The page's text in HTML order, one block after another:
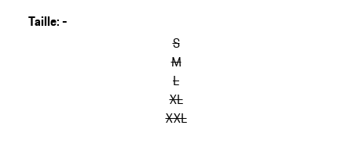
Taille:-
S
M
L
XL
XXL